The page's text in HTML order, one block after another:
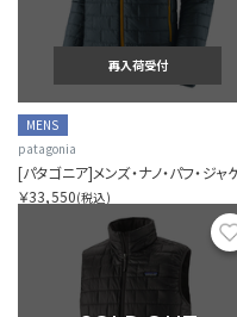
再入荷受付
MENS
patagonia
￥33,550(税込)